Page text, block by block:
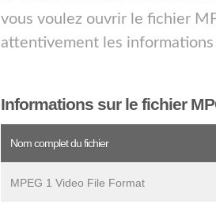
vous voulez ouvrir le fichier
attentivement les informations
Informations sur le fichier
Nom complet du fichier
MPEG 1 Video File Format